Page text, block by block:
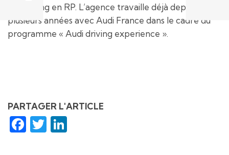
marketing en RP. L’agence travaille déjà depuis
plusieurs années avec Audi France dans le cadre du
programme « Audi driving experience ».
PARTAGER L'ARTICLE
Facebook
Twitter